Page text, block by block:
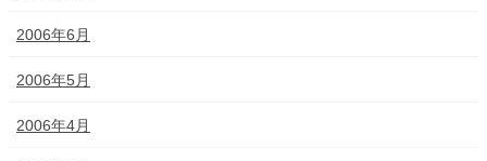
2006年6月
2006年5月
2006年4月